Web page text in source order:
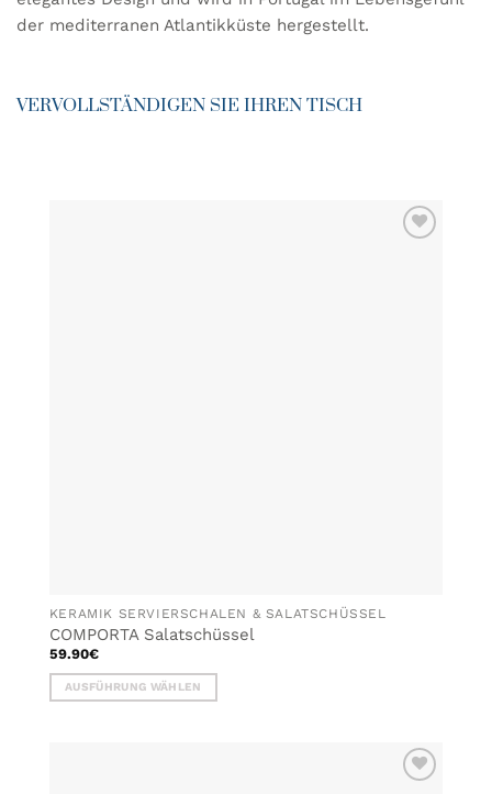
der mediterranen Atlantikküste hergestellt.
VERVOLLSTÄNDIGEN SIE IHREN TISCH
KERAMIK SERVIERSCHALEN & SALATSCHÜSSEL
COMPORTA Salatschüssel
59.90€
AUSFÜHRUNG WÄHLEN